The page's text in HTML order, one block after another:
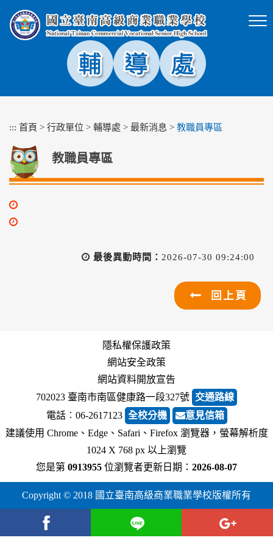
塊
::: 首頁 > 行政單位 > 輔導處 > 最新消息 > 教職員專區
教職員專區
最後異動時間： 2026-07-30 09:24:00
回上頁
隱私權保護政策
網站安全政策
網站資料開放宣告
702023 臺南市南區健康路一段327號 交通路線
電話︰06-2617123 全校分機
意見信箱
建議使用 Chrome、Edge、Safari、Firefox 瀏覽器，螢幕解析度
1024 X 768 px 以上瀏覽
您是第 0913955 位瀏覽者更新日期： 2026-08-07
Copyright © 2018 國立臺南高級商業職業學校版權所有